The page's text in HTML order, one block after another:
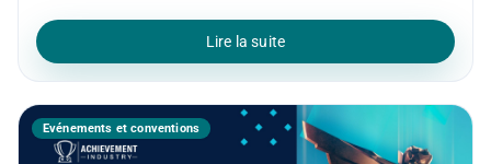
Lire la suite
Événements et conventions